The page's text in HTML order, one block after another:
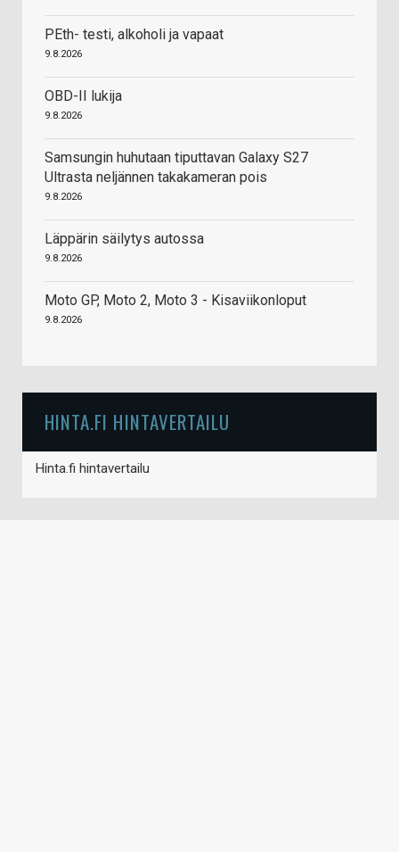
PEth- testi, alkoholi ja vapaat
9.8.2026
OBD-II lukija
9.8.2026
Samsungin huhutaan tiputtavan Galaxy S27
Ultrasta neljännen takakameran pois
9.8.2026
Läppärin säilytys autossa
9.8.2026
Moto GP, Moto 2, Moto 3 - Kisaviikonloput
9.8.2026
HINTA.FI HINTAVERTAILU
Hinta.fi hintavertailu